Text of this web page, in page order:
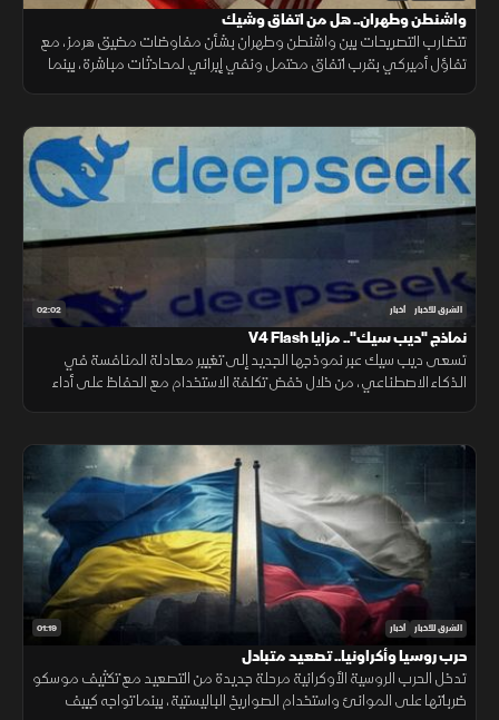
واشنطن وطهران.. هل من اتفاق وشيك
تتضارب التصريحات بين واشنطن وطهران بشأن مفاوضات مضيق هرمز، مع
تفاؤل أميركي بقرب اتفاق محتمل ونفي إيراني لمحادثات مباشرة، بينما
02:02 الشرق للأخبار أخبار
نماذج "ديب سيك".. مزايا V4 Flash
تسعى ديب سيك عبر نموذجها الجديد إلى تغيير معادلة المنافسة في
الذكاء الاصطناعي، من خلال خفض تكلفة الاستخدام مع الحفاظ على أداء
01:19 الشرق للأخبار أخبار
حرب روسيا وأكراونيا.. تصعيد متبادل
تدخل الحرب الروسية الأوكرانية مرحلة جديدة من التصعيد مع تكثيف موسكو
ضرباتها على الموانئ واستخدام الصواريخ الباليستية، بينما تواجه كييف